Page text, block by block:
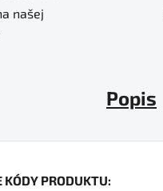
našej
Popis
PRODUKTU: